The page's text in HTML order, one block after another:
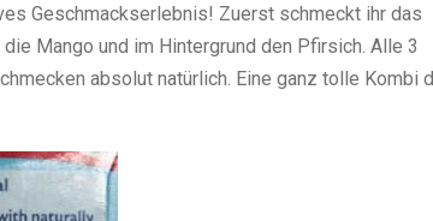
Geschmackserlebnis! Zuerst schmeckt ihr das
Mango und im Hintergrund den Pfirsich. Alle 3
absolut natürlich. Eine ganz tolle Kombi